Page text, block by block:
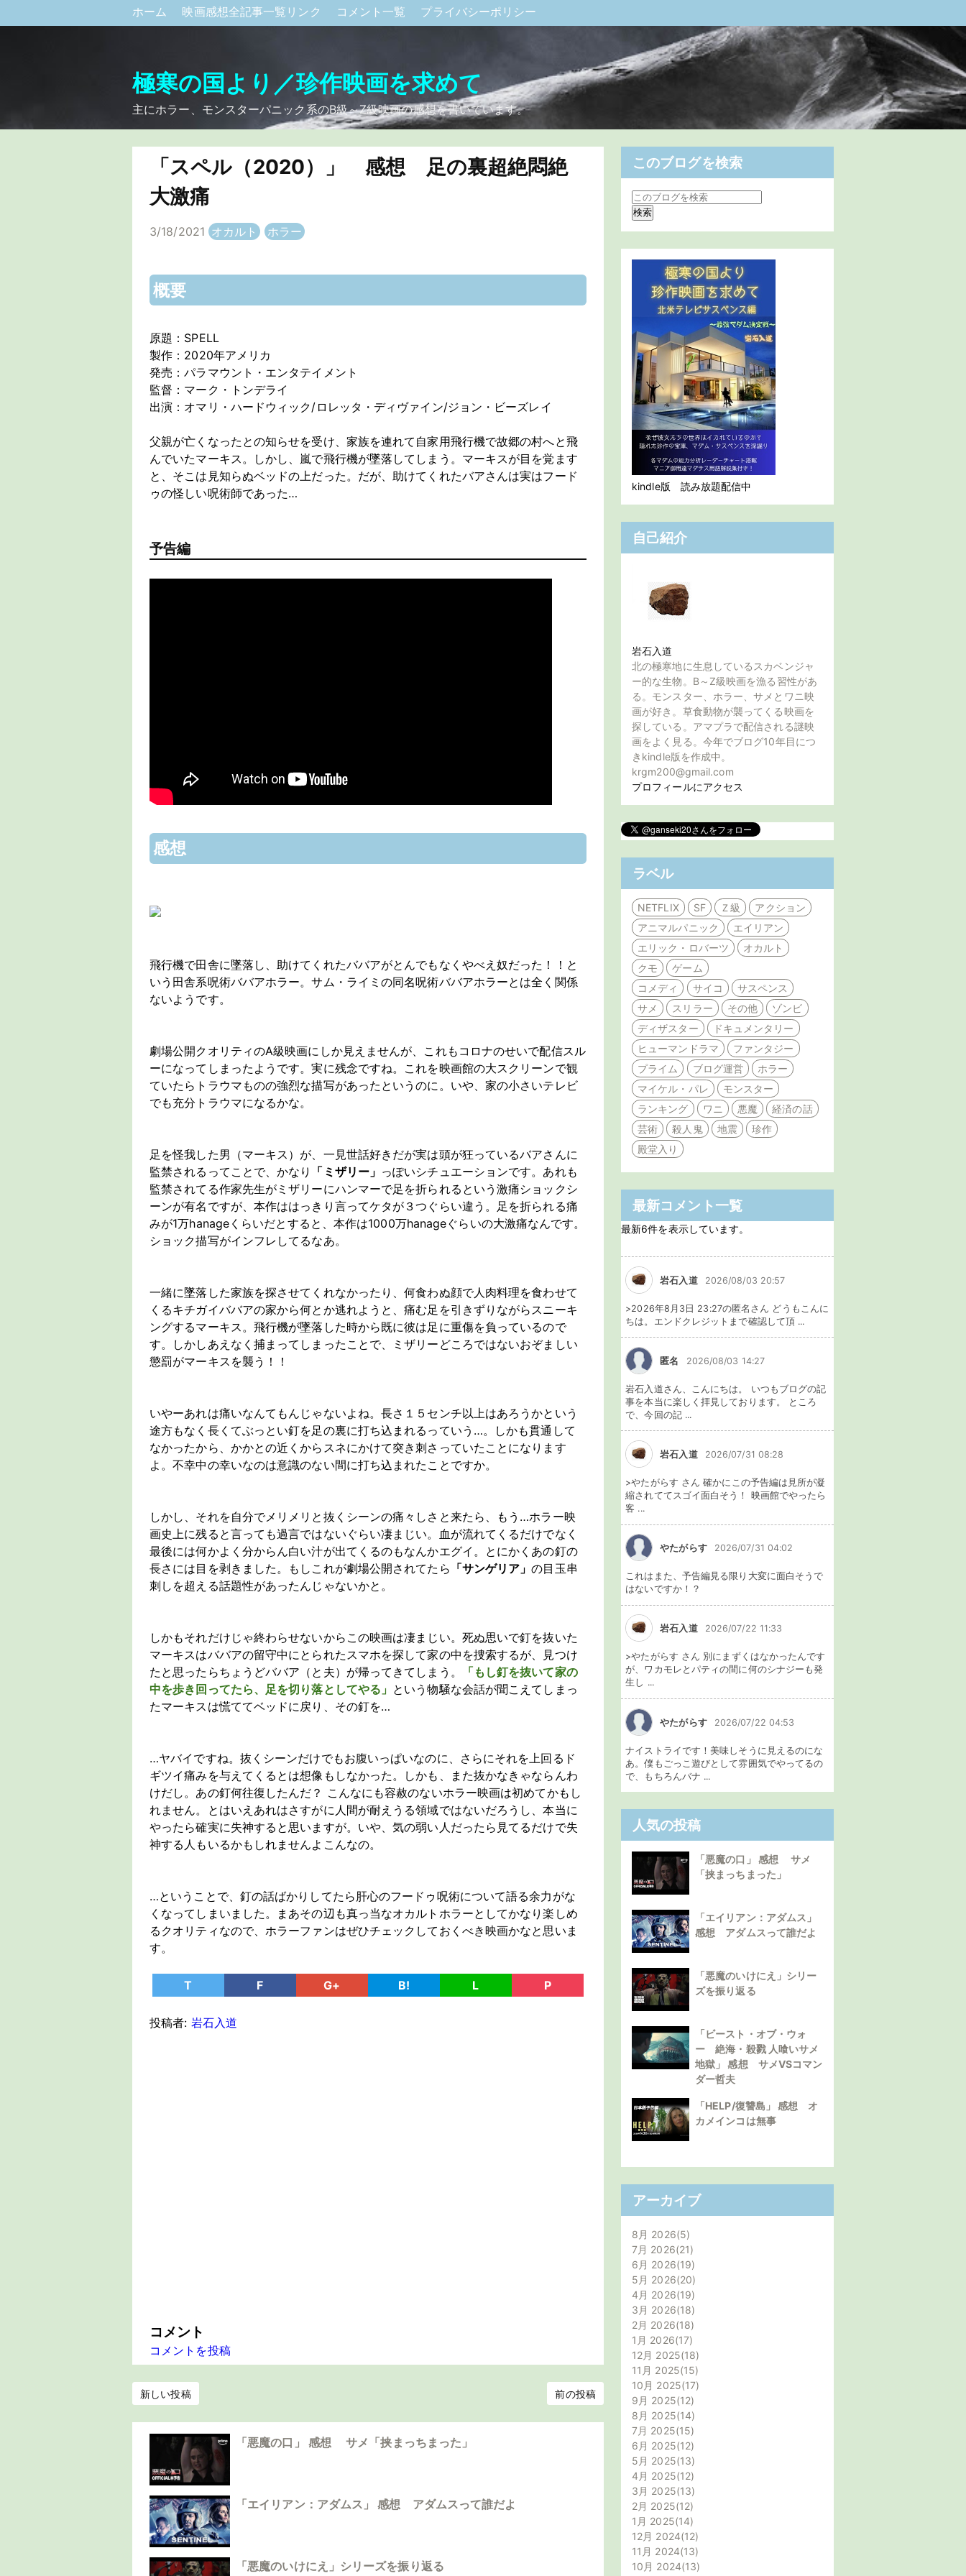
ホーム 映画感想全記事一覧リンク コメント一覧 プライバシーポリシー
極寒の国より／珍作映画を求めて
主にホラー、モンスターパニック系のB級～Z級映画の感想を書いています。
「スペル（2020）」 感想 足の裏超絶悶絶
大激痛
3/18/2021 オカルト ホラー
概要
原題：SPELL
製作：2020年アメリカ
発売：パラマウント・エンタテイメント
監督：マーク・トンデライ
出演：オマリ・ハードウィック/ロレッタ・ディヴァイン/ジョン・ビーズレイ
父親が亡くなったとの知らせを受け、家族を連れて自家用飛行機で故郷の村へと飛
んでいたマーキス。しかし、嵐で飛行機が墜落してしまう。マーキスが目を覚ます
と、そこは見知らぬベッドの上だった。だが、助けてくれたバアさんは実はフード
ゥの怪しい呪術師であった…
予告編
感想
飛行機で田舎に墜落し、助けてくれたババアがとんでもなくやべえ奴だった！！と
いう田舎系呪術ババアホラー。サム・ライミの同名呪術ババアホラーとは全く関係
ないようです。
劇場公開クオリティのA級映画にしか見えませんが、これもコロナのせいで配信スル
ーになってしまったようです。実に残念ですね。これを映画館の大スクリーンで観
ていたらトラウマものの強烈な描写があったというのに。いや、家の小さいテレビ
でも充分トラウマになるかな。
足を怪我した男（マーキス）が、一見世話好きだが実は頭が狂っているバアさんに
監禁されるってことで、かなり
「ミザリー」 っぽいシチュエーションです。あれも
監禁されてる作家先生がミザリーにハンマーで足を折られるという激痛ショックシ
ーンが有名ですが、本作ははっきり言ってケタが３つぐらい違う。足を折られる痛
みが1万hanageくらいだとすると、本作は1000万hanageぐらいの大激痛なんです。
ショック描写がインフレしてるなあ。
一緒に墜落した家族を探させてくれなかったり、何食わぬ顔で人肉料理を食わせて
くるキチガイババアの家から何とか逃れようと、痛む足を引きずりながらスニーキ
ングするマーキス。飛行機が墜落した時から既に彼は足に重傷を負っているので
す。しかしあえなく捕まってしまったことで、ミザリーどころではないおぞましい
懲罰がマーキスを襲う！！
いやーあれは痛いなんてもんじゃないよね。長さ１５センチ以上はあろうかという
途方もなく長くてぶっとい釘を足の裏に打ち込まれるっていう…。しかも貫通して
なかったから、かかとの近くからスネにかけて突き刺さっていたことになります
よ。不幸中の幸いなのは意識のない間に打ち込まれたことですか。
しかし、それを自分でメリメリと抜くシーンの痛々しさと来たら、もう…ホラー映
画史上に残ると言っても過言ではないぐらい凄まじい。血が流れてくるだけでなく
最後には何かよく分からん白い汁が出てくるのもなんかエグイ。とにかくあの釘の
長さには目を剥きました。もしこれが劇場公開されてたら 「サンゲリア」の目玉串
刺しを超える話題性があったんじゃないかと。
しかもそれだけじゃ終わらせないからこの映画は凄まじい。死ぬ思いで釘を抜いた
マーキスはババアの留守中にとられたスマホを探して家の中を捜索するが、見つけ
たと思ったらちょうどババア（と夫）が帰ってきてしまう。
「もし釘を抜いて家の
中を歩き回ってたら、足を切り落としてやる」 という物騒な会話が聞こえてしまっ
たマーキスは慌ててベッドに戻り、その釘を…
…ヤバイですね。抜くシーンだけでもお腹いっぱいなのに、さらにそれを上回るド
ギツイ痛みを与えてくるとは想像もしなかった。しかも、また抜かなきゃならんわ
けだし。あの釘何往復したんだ？ こんなにも容赦のないホラー映画は初めてかもし
れません。とはいえあれはさすがに人間が耐えうる領域ではないだろうし、本当に
やったら確実に失神すると思いますが。いや、気の弱い人だったら見てるだけで失
神する人もいるかもしれませんよこんなの。
…ということで、釘の話ばかりしてたら肝心のフードゥ呪術について語る余力がな
くなってしまいました。まあその辺も真っ当なオカルトホラーとしてかなり楽しめ
るクオリティなので、ホラーファンはぜひチェックしておくべき映画かなと思いま
す。
T F G+ B! L P
投稿者: 岩石入道
コメント
コメントを投稿
新しい投稿 前の投稿
「悪魔の口」 感想 サメ「挟まっちまった」
「エイリアン：アダムス」 感想 アダムスって誰だよ
「悪魔のいけにえ」シリーズを振り返る
このブログを検索
kindle版 読み放題配信中
自己紹介
岩石入道
北の極寒地に生息しているスカベンジャ
ー的な生物。B～Z級映画を漁る習性があ
る。モンスター、ホラー、サメとワニ映
画が好き。草食動物が襲ってくる映画を
探している。アマプラで配信される謎映
画をよく見る。今年でブログ10年目につ
きkindle版を作成中。
krgm200@gmail.com
プロフィールにアクセス
ラベル
NETFLIX SF Ｚ級
アクション
アニマルパニック
エイリアン
エリック・ロバーツ
オカルト
クモ
ゲーム
コメディ
サイコ
サスペンス
サメ
スリラー その他
ゾンビ
ディザスター
ドキュメンタリー
ヒューマンドラマ
ファンタジー
プライム
ブログ運営
ホラー
マイケル・パレ
モンスター
ランキング
ワニ 悪魔
経済の話
芸術
殺人鬼 地震
珍作
殿堂入り
最新コメント一覧
最新6件を表示しています。
岩石入道 2026/08/03 20:57
>2026年8月3日 23:27の匿名さん どうもこんに
ちは。エンドクレジットまで確認して頂 ...
匿名 2026/08/03 14:27
岩石入道さん、こんにちは。 いつもブログの記
事を本当に楽しく拝見しております。 ところ
で、今回の記 ...
岩石入道 2026/07/31 08:28
>やたがらす さん 確かにこの予告編は見所が凝
縮されててスゴイ面白そう！ 映画館でやったら
客 ...
やたがらす 2026/07/31 04:02
これはまた、予告編見る限り大変に面白そうで
はないですか！？
岩石入道 2026/07/22 11:33
>やたがらす さん 別にまずくはなかったんです
が、ワカモレとパティの間に何のシナジーも発
生し ...
やたがらす 2026/07/22 04:53
ナイストライです！美味しそうに見えるのにな
あ。僕もごっこ遊びとして雰囲気でやってるの
で、もちろんバナ ...
人気の投稿
「悪魔の口」 感想 サメ
「挟まっちまった」
「エイリアン：アダムス」
感想 アダムスって誰だよ
「悪魔のいけにえ」シリー
ズを振り返る
「ビースト・オブ・ウォ
ー 絶海・殺戮 人喰いサメ
地獄」 感想 サメVSコマン
ダー哲夫
「HELP/復讐島」 感想 オ
カメインコは無事
アーカイブ
8月 2026 5
7月 2026 21
6月 2026 19
5月 2026 20
4月 2026 19
3月 2026 18
2月 2026 18
1月 2026 17
12月 2025 18
11月 2025 15
10月 2025 17
9月 2025 12
8月 2025 14
7月 2025 15
6月 2025 12
5月 2025 13
4月 2025 12
3月 2025 13
2月 2025 12
1月 2025 14
12月 2024 12
11月 2024 13
10月 2024 13